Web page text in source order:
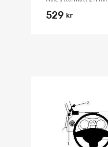
529 kr